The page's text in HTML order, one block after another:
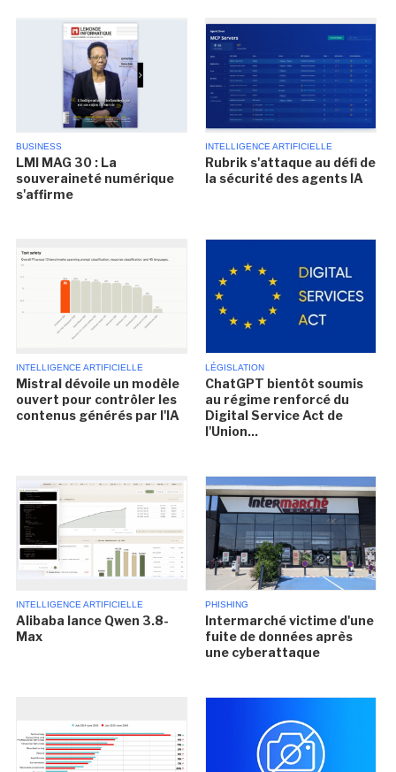
BUSINESS
LMI MAG 30 : La
souveraineté numérique
s'affirme
INTELLIGENCE ARTIFICIELLE
Rubrik s'attaque au défi de
la sécurité des agents IA
INTELLIGENCE ARTIFICIELLE
Mistral dévoile un modèle
ouvert pour contrôler les
contenus générés par l'IA
LÉGISLATION
ChatGPT bientôt soumis
au régime renforcé du
Digital Service Act de
l'Union...
INTELLIGENCE ARTIFICIELLE
Alibaba lance Qwen 3.8-
Max
PHISHING
Intermarché victime d'une
fuite de données après
une cyberattaque